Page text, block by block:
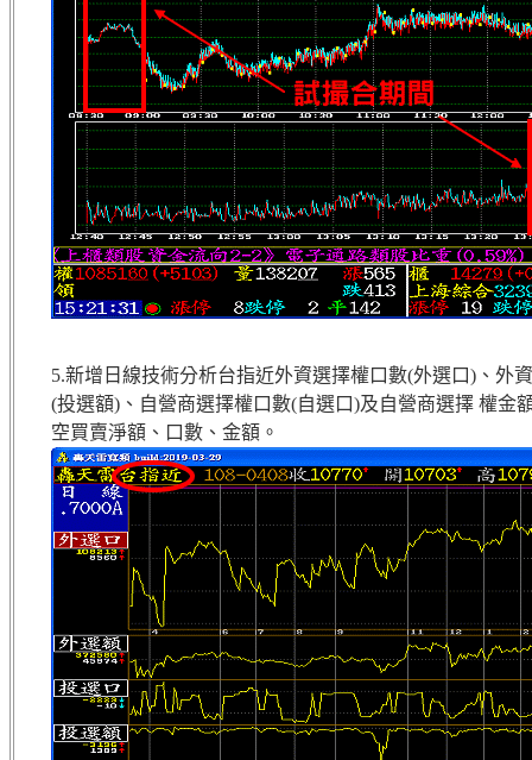
5.新增日線技術分析台指近外資選擇權口數(外選口)、外
(投選額)、自營商選擇權口數(自選口)及自營商選擇 權金
空買賣淨額、口數、金額。